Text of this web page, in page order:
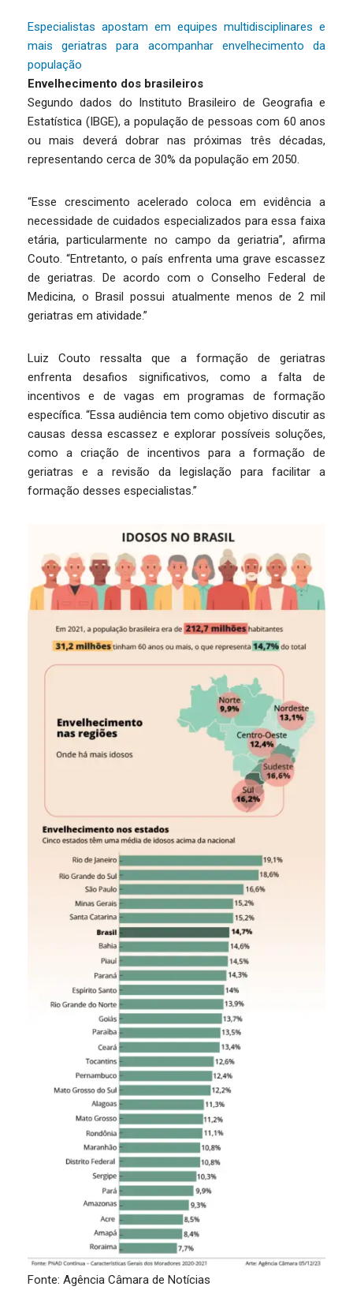
Especialistas apostam em equipes multidisciplinares e
mais geriatras para acompanhar envelhecimento da
população
Envelhecimento dos brasileiros
Segundo dados do Instituto Brasileiro de Geografia e
Estatística (IBGE), a população de pessoas com 60 anos
ou mais deverá dobrar nas próximas três décadas,
representando cerca de 30% da população em 2050.
“Esse crescimento acelerado coloca em evidência a
necessidade de cuidados especializados para essa faixa
etária, particularmente no campo da geriatria”, afirma
Couto. “Entretanto, o país enfrenta uma grave escassez
de geriatras. De acordo com o Conselho Federal de
Medicina, o Brasil possui atualmente menos de 2 mil
geriatras em atividade.”
Luiz Couto ressalta que a formação de geriatras
enfrenta desafios significativos, como a falta de
incentivos e de vagas em programas de formação
específica. “Essa audiência tem como objetivo discutir as
causas dessa escassez e explorar possíveis soluções,
como a criação de incentivos para a formação de
geriatras e a revisão da legislação para facilitar a
formação desses especialistas.”
Fonte: Agência Câmara de Notícias